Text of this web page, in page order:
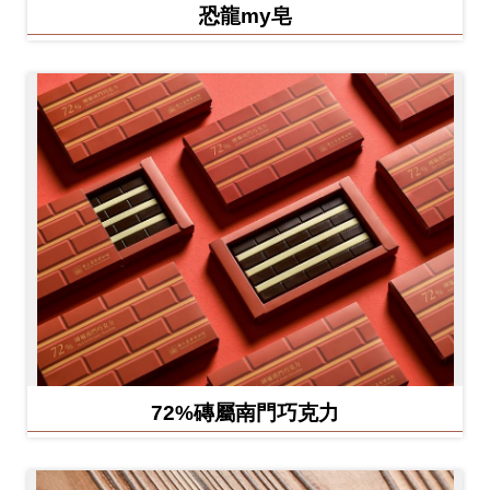
恐龍my皂
72%磚屬南門巧克力